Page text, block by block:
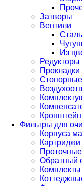
Затворы
Вентили
Из
Фильтры для
Корпуса
Картриджи
Обратный